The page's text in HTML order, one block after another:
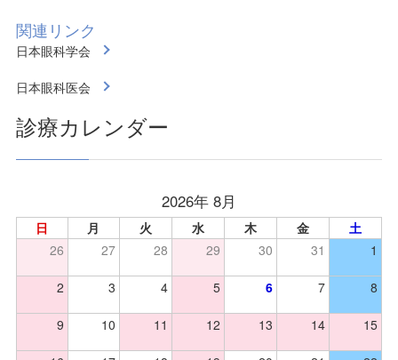
関連リンク
日本眼科学会
日本眼科医会
診療カレンダー
2026年 8月
日 月 火 水 木 金
土
26
27 28 29 30 31 1
2 3 4 5 6 7 8
9 10 11 12 13 14 15